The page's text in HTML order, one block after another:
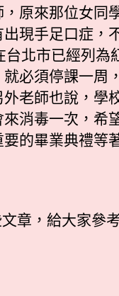
原來那位女同
現手足口症，
北市已經列為
必須停課一周
老師也說，學
消毒一次，希
的畢業典禮等
章，給大家參